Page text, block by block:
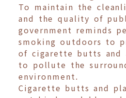
To maintain the
and the quality of
government reminds
smoking outdoors to
of cigarette butts and
to pollute the
environment.
Cigarette butts and